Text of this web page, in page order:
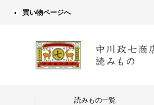
買い物ページへ
読みもの一覧